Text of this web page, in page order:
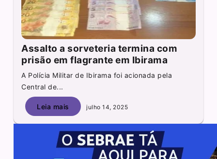
Assalto a sorveteria termina com
prisão em flagrante em Ibirama
A Polícia Militar de Ibirama foi acionada pela
Central de...
Leia mais julho 14, 2025